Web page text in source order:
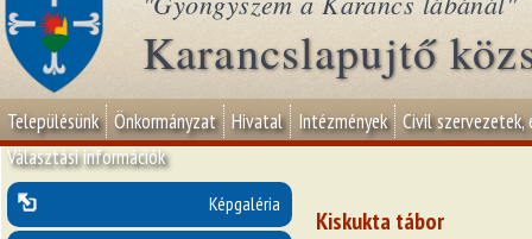
Karancslapujtő
Településünk Önkormányzat Hivatal Intézmények Civil szervezetek,
Választási információk
Képgaléria
Kiskukta tábor